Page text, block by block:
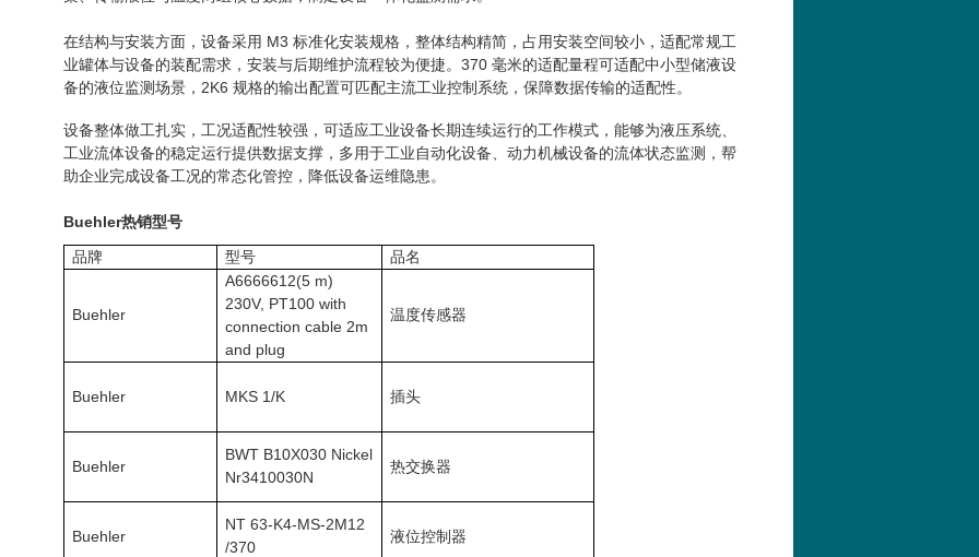
在结构与安装方面，设备采用 M3 标准化安装规格，整体结构精简，占用安装空间较小，适配常规工
业罐体与设备的装配需求，安装与后期维护流程较为便捷。370 毫米的适配量程可适配中小型储液设
备的液位监测场景，2K6 规格的输出配置可匹配主流工业控制系统，保障数据传输的适配性。
设备整体做工扎实，工况适配性较强，可适应工业设备长期连续运行的工作模式，能够为液压系统、
工业流体设备的稳定运行提供数据支撑，多用于工业自动化设备、动力机械设备的流体状态监测，帮
助企业完成设备工况的常态化管控，降低设备运维隐患。
Buehler热销型号
品牌
型号 品名
Buehler
A6666612(5 m)
230V, PT100 with
connection cable 2m
and plug
温度传感器
Buehler MKS 1/K 插头
Buehler
BWT B10X030 Nickel
Nr3410030N
热交换器
Buehler
NT 63-K4-MS-2M12
/370
液位控制器